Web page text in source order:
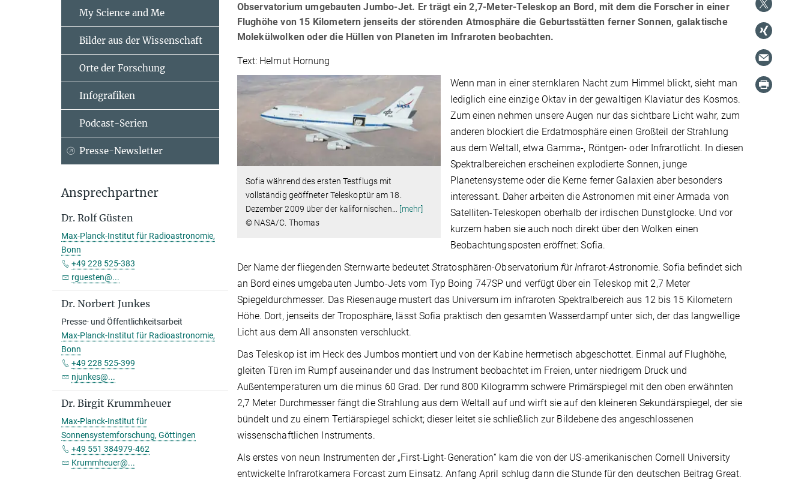
Observatorium umgebauten Jumbo-Jet. Er trägt ein 2,7-Meter-Teleskop an Bord, mit dem die Forscher in einer
Flughöhe von 15 Kilometern jenseits der störenden Atmosphäre die Geburtsstätten ferner Sonnen, galaktische
Molekülwolken oder die Hüllen von Planeten im Infraroten beobachten.
Text: Helmut Hornung
Sofia während des ersten Testflugs mit
vollständig geöffneter Teleskoptür am 18.
Dezember 2009 über der kalifornischen
[mehr]
© NASA/C. Thomas
Wenn man in einer sternklaren Nacht zum Himmel blickt, sieht man
lediglich eine einzige Oktav in der gewaltigen Klaviatur des Kosmos.
Zum einen nehmen unsere Augen nur das sichtbare Licht wahr, zum
anderen blockiert die Erdatmosphäre einen Großteil der Strahlung
aus dem Weltall, etwa Gamma-, Röntgen- oder Infrarotlicht. In diesen
Spektralbereichen erscheinen explodierte Sonnen, junge
Planetensysteme oder die Kerne ferner Galaxien aber besonders
interessant. Daher arbeiten die Astronomen mit einer Armada von
Satelliten-Teleskopen oberhalb der irdischen Dunstglocke. Und vor
kurzem haben sie auch noch direkt über den Wolken einen
Beobachtungsposten eröffnet: Sofia.
Der Name der fliegenden Sternwarte bedeutet Stratosphären-Observatorium fürInfrarot-Astronomie. Sofia befindet sich
an Bord eines umgebauten Jumbo-Jets vom Typ Boing 747SP und verfügt über ein Teleskop mit 2,7 Meter
Spiegeldurchmesser. Das Riesenauge mustert das Universum im infraroten Spektralbereich aus 12 bis 15 Kilometern
Höhe. Dort, jenseits der Troposphäre, lässt Sofia praktisch den gesamten Wasserdampf unter sich, der das langwellige
Licht aus dem All ansonsten verschluckt.
Das Teleskop ist im Heck des Jumbos montiert und von der Kabine hermetisch abgeschottet. Einmal auf Flughöhe,
gleiten Türen im Rumpf auseinander und das Instrument beobachtet im Freien, unter niedrigem Druck und
Außentemperaturen um die minus 60 Grad. Der rund 800 Kilogramm schwere Primärspiegel mit den oben erwähnten
2,7 Meter Durchmesser fängt die Strahlung aus dem Weltall auf und wirft sie auf den kleineren Sekundärspiegel, der sie
bündelt und zu einem Tertiärspiegel schickt; dieser leitet sie schließlich zur Bildebene des angeschlossenen
wissenschaftlichen Instruments.
Als erstes von neun Instrumenten der „First-Light-Generation“ kam die von der US-amerikanischen Cornell University
entwickelte Infrarotkamera Forcast zum Einsatz. Anfang April schlug dann die Stunde für den deutschen Beitrag Great.
My Science and Me
Bilder aus der Wissenschaft
Orte der Forschung
Infografiken
Podcast-Serien
Presse-Newsletter
Ansprechpartner
Dr. Rolf Güsten
Max-Planck-Institut für Radioastronomie,
Bonn
+49 228 525-383
rguesten@...
Dr. Norbert Junkes
Presse- und Öffentlichkeitsarbeit
Max-Planck-Institut für Radioastronomie,
Bonn
+49 228 525-399
njunkes@...
Dr. Birgit Krummheuer
Max-Planck-Institut für
Sonnensystemforschung, Göttingen
+49 551 384979-462
Krummheuer@...